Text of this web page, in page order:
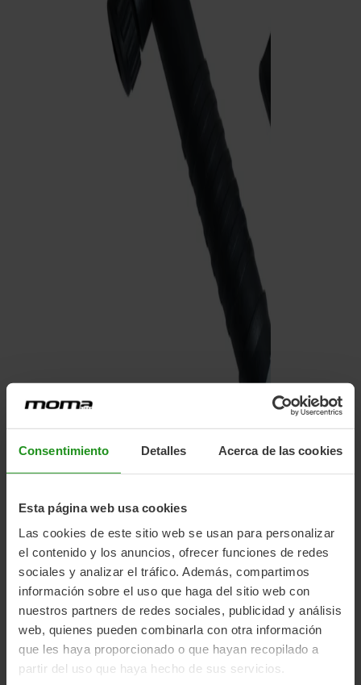
Consentimiento Detalles Acerca de las cookies
Esta página web usa cookies
Las cookies de este sitio web se usan para personalizar
el contenido y los anuncios, ofrecer funciones de redes
sociales y analizar el tráfico. Además, compartimos
información sobre el uso que haga del sitio web con
nuestros partners de redes sociales, publicidad y análisis
web, quienes pueden combinarla con otra información
que les haya proporcionado o que hayan recopilado a
partir del uso que haya hecho de sus servicios.